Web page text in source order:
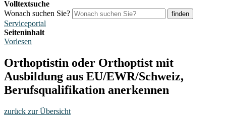
Volltextsuche
Wonach suchen Sie?
finden
Serviceportal
Seiteninhalt
Vorlesen
Orthoptistin oder Orthoptist mit
Ausbildung aus EU/EWR/Schweiz,
Berufsqualifikation anerkennen
zurück zur Übersicht